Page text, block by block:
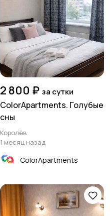
2 800 ₽ за сутки
ColorApartments. Голубые
сны
Королёв
1 месяц назад
ColorApartments